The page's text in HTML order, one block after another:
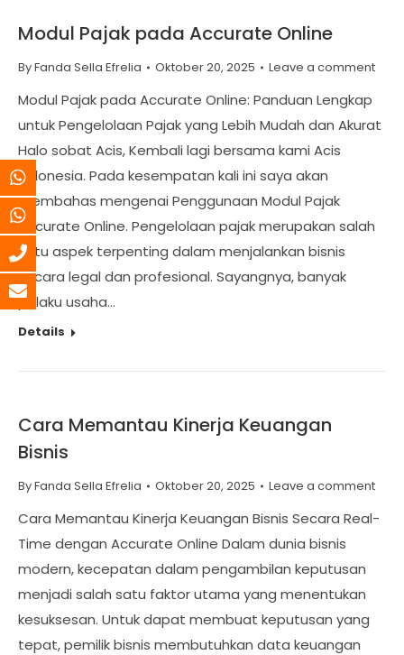
Modul Pajak pada Accurate Online
ByFanda Sella Efrelia Oktober 20, 2025 Leave a comment
Modul Pajak pada Accurate Online: Panduan Lengkap
untuk Pengelolaan Pajak yang Lebih Mudah dan Akurat
Halo sobat Acis, Kembali lagi bersama kami Acis
Indonesia. Pada kesempatan kali ini saya akan
membahas mengenai Penggunaan Modul Pajak
Accurate Online. Pengelolaan pajak merupakan salah
satu aspek terpenting dalam menjalankan bisnis
secara legal dan profesional. Sayangnya, banyak
pelaku usaha…
Details
Cara Memantau Kinerja Keuangan
Bisnis
ByFanda Sella Efrelia Oktober 20, 2025 Leave a comment
Cara Memantau Kinerja Keuangan Bisnis Secara Real-
Time dengan Accurate Online Dalam dunia bisnis
modern, kecepatan dalam pengambilan keputusan
menjadi salah satu faktor utama yang menentukan
kesuksesan. Untuk dapat membuat keputusan yang
tepat, pemilik bisnis membutuhkan data keuangan